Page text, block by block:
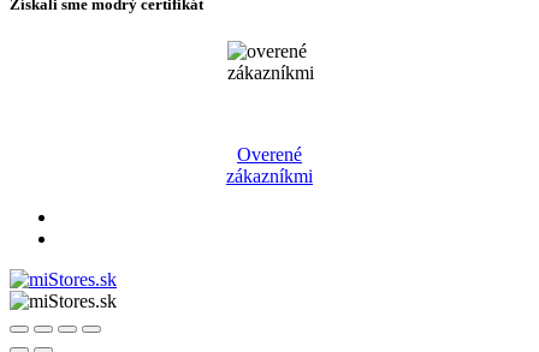
Získali sme modrý certifikát
Overené
zákazníkmi